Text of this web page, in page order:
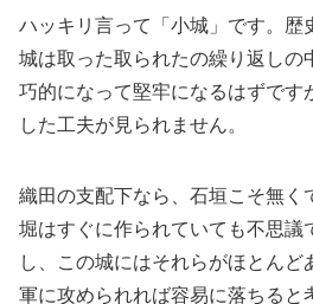
ハッキリ言って「小城」です。歴
城は取った取られたの繰り返しの
巧的になって堅牢になるはずです
した工夫が見られません。
織田の支配下なら、石垣こそ無く
堀はすぐに作られていても不思議
し、この城にはそれらがほとん
軍に攻められれば容易に落ちると